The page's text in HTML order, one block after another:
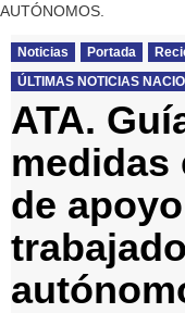
AUTÓNOMOS.
Noticias Portada
ÚLTIMAS NOTICIAS
ATA.
medidas
de